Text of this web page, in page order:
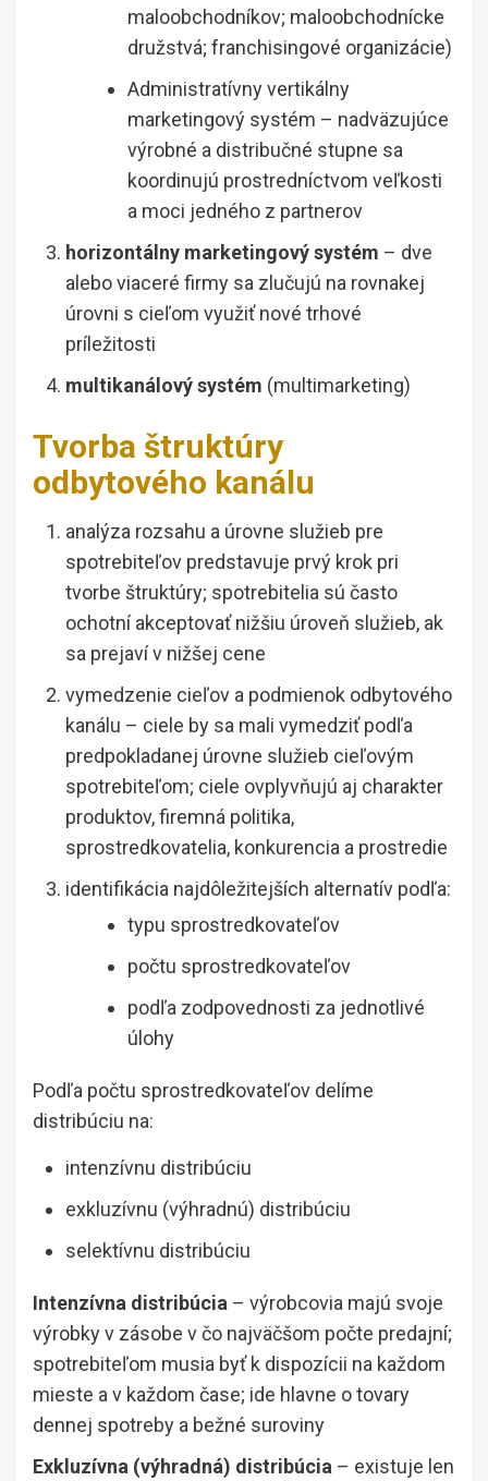
maloobchodníkov; maloobchodnícke
družstvá; franchisingové organizácie)
Administratívny vertikálny
marketingový systém – nadväzujúce
výrobné a distribučné stupne sa
koordinujú prostredníctvom veľkosti
a moci jedného z partnerov
horizontálny marketingový systém – dve
alebo viaceré firmy sa zlučujú na rovnakej
úrovni s cieľom využiť nové trhové
príležitosti
multikanálový systém (multimarketing)
Tvorba štruktúry
odbytového kanálu
analýza rozsahu a úrovne služieb pre
spotrebiteľov predstavuje prvý krok pri
tvorbe štruktúry; spotrebitelia sú často
ochotní akceptovať nižšiu úroveň služieb, ak
sa prejaví v nižšej cene
vymedzenie cieľov a podmienok odbytového
kanálu – ciele by sa mali vymedziť podľa
predpokladanej úrovne služieb cieľovým
spotrebiteľom; ciele ovplyvňujú aj charakter
produktov, firemná politika,
sprostredkovatelia, konkurencia a prostredie
identifikácia najdôležitejších alternatív podľa:
typu sprostredkovateľov
počtu sprostredkovateľov
podľa zodpovednosti za jednotlivé
úlohy
Podľa počtu sprostredkovateľov delíme
distribúciu na:
intenzívnu distribúciu
exkluzívnu (výhradnú) distribúciu
selektívnu distribúciu
Intenzívna distribúcia – výrobcovia majú svoje
výrobky v zásobe v čo najväčšom počte predajní;
spotrebiteľom musia byť k dispozícii na každom
mieste a v každom čase; ide hlavne o tovary
dennej spotreby a bežné suroviny
Exkluzívna (výhradná) distribúcia – existuje len